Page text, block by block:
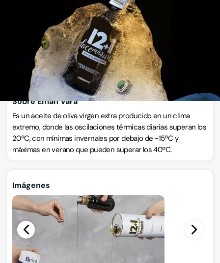
Calle Constitución 29, 47210, Ataquines, Valladolid
VISITAR WEB CÓMO LLEGAR
Llamar ahora
Sobre Eman Vara
Es un aceite de oliva virgen extra producido en un clima
extremo, donde las oscilaciones térmicas diarias superan los
20ªC, con mínimas invernales por debajo de -15ªC y
máximas en verano que pueden superar los 40ªC.
Imágenes